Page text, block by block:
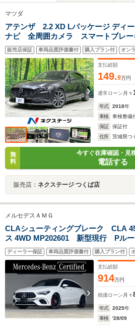
マツダ
アテンザ 2.2 XD Lパッケージ ディ
ナビ 全周囲カメラ スマートブレ
ーズ BOSE 禁煙車 革シート 全
前席シートヒーター 前席パワーシ
ヒーター コーナーセンサー LEDヘ
販売店保証 車両品質評価書付 購入プラン付 オン
支払総額
149.9万円
通常ローン 月々
年式 2018年
車検
車検整備
保証
保証付
住所
茨城県つ
無
料
今すぐ在庫確認・見
電話する
販売店： ネクステージ つくば店
メルセデスＡＭＧ
CLAシューティングブレーク CLA
ス 4WD MP202601 新型現行 Pルー
DISP/AMGパフォーマンスシート/シ
ー/Burmesterサラウンド/19インチ
ディーラー保証 車両品質評価書付 購入プラン付
支払総額
914万円
残価ローン 月々
年式 2025年
車検
'28/09